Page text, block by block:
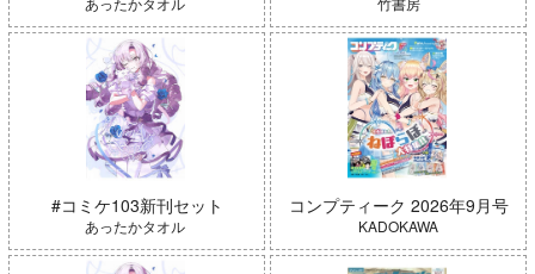
黄泉のツガイ
「魔法少女リリカルなのは EX
CEEDS Gun Blaze Vengeanc
e」オープニングテーマ CRIM
SON BULLET/水樹奈々
#コミケ103新刊セット
あったかタオル
コンプティーク 2026年9月号
KADOKAWA